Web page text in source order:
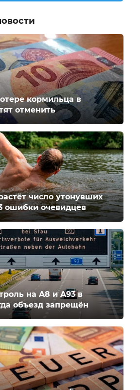
кормильца в
отменить
число утонувших
ошибки очевидцев
на A8 и A93 в
объезд запрещён